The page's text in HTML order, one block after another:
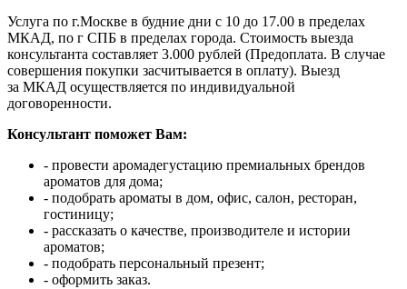
Услуга по г.Москве в будние дни с 10 до 17.00 в пределах
МКАД, по г СПБ в пределах города. Стоимость выезда
консультанта составляет 3.000 рублей (Предоплата. В случае
совершения покупки засчитывается в оплату). Выезд
за МКАД осуществляется по индивидуальной
договоренности.
Консультант поможет Вам:
- провести аромадегустацию премиальных брендов
ароматов для дома;
- подобрать ароматы в дом, офис, салон, ресторан,
гостиницу;
- рассказать о качестве, производителе и истории
ароматов;
- подобрать персональный презент;
- оформить заказ.